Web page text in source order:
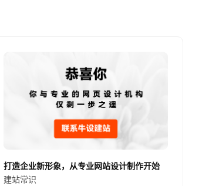
打造企业新形象，从专业网站设计制作开始
建站常识